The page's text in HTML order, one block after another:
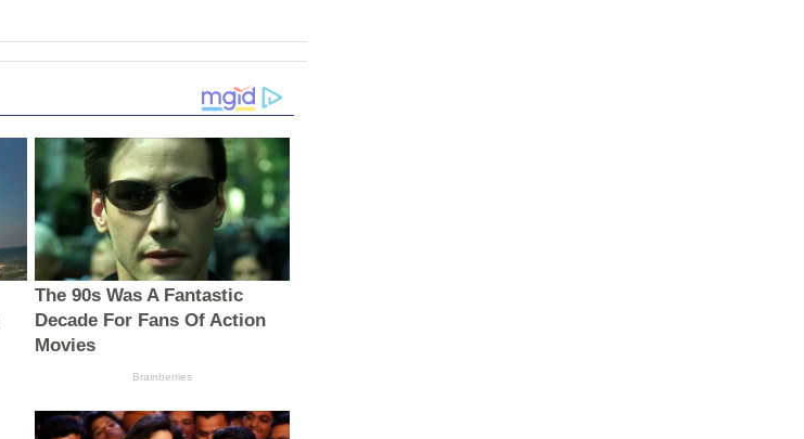
The 90s Was A Fantastic
Decade For Fans Of Action
Movies
Brainberries